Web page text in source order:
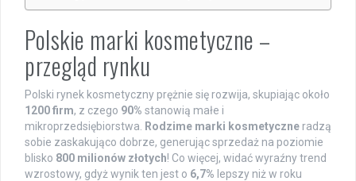
Polskie marki kosmetyczne –
przegląd rynku
Polski rynek kosmetyczny prężnie się rozwija, skupiając około
1200 firm, z czego 90% stanowią małe i
mikroprzedsiębiorstwa.
Rodzime marki kosmetyczne radzą
sobie zaskakująco dobrze, generując sprzedaż na poziomie
blisko 800 milionów złotych! Co więcej, widać wyraźny trend
wzrostowy, gdyż wynik ten jest o 6,7% lepszy niż w roku